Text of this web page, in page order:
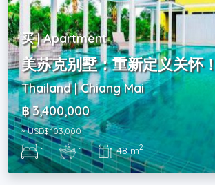
买 | Apartment
美苏克别墅：重新定义关怀！
Thailand | Chiang Mai
฿ 3,400,000
~ USD$ 103,000
1 | 1 | 48 m2